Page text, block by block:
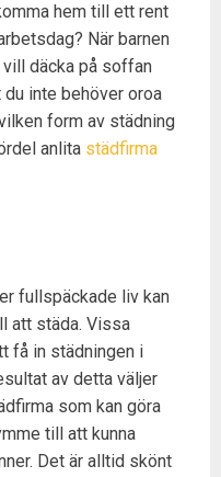
hem till ett rent
När barnen
däcka på soffan
inte behöver oroa
form av städning
anlita städfirma
fullspäckade liv kan
att städa. Vissa
få in städningen i
av detta väljer
som kan göra
till att kunna
Det är alltid skönt